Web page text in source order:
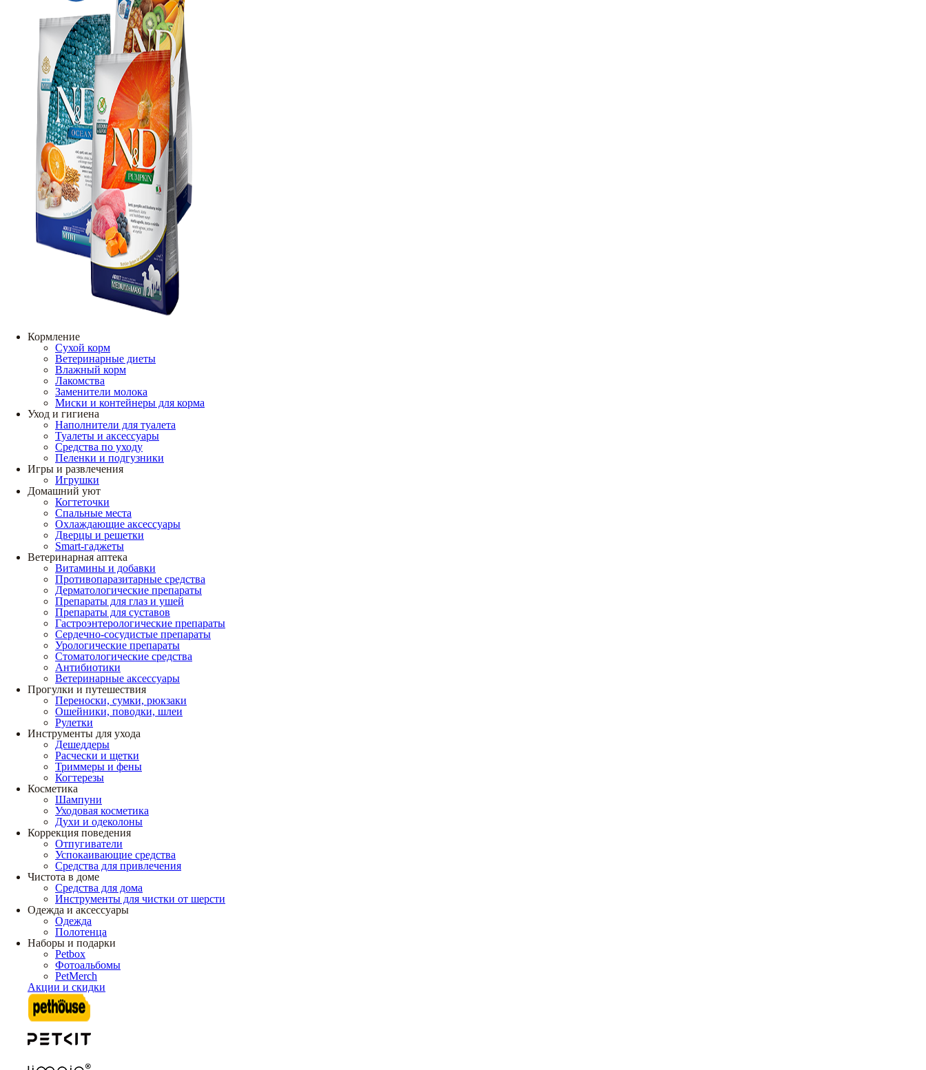
Кормление
Сухой корм
Ветеринарные диеты
Влажный корм
Лакомства
Заменители молока
Миски и контейнеры для корма
Уход и гигиена
Наполнители для туалета
Туалеты и аксессуары
Средства по уходу
Пеленки и подгузники
Игры и развлечения
Игрушки
Домашний уют
Когтеточки
Спальные места
Охлаждающие аксессуары
Дверцы и решетки
Smart-гаджеты
Ветеринарная аптека
Витамины и добавки
Противопаразитарные средства
Дерматологические препараты
Препараты для глаз и ушей
Препараты для суставов
Гастроэнтерологические препараты
Сердечно-сосудистые препараты
Урологические препараты
Стоматологические средства
Антибиотики
Ветеринарные аксессуары
Прогулки и путешествия
Переноски, сумки, рюкзаки
Ошейники, поводки, шлеи
Рулетки
Инструменты для ухода
Дешеддеры
Расчески и щетки
Триммеры и фены
Когтерезы
Косметика
Шампуни
Уходовая косметика
Духи и одеколоны
Коррекция поведения
Отпугиватели
Успокаивающие средства
Средства для привлечения
Чистота в доме
Средства для дома
Инструменты для чистки от шерсти
Одежда и аксессуары
Одежда
Полотенца
Наборы и подарки
Petbox
Фотоальбомы
PetMerch
Акции и скидки